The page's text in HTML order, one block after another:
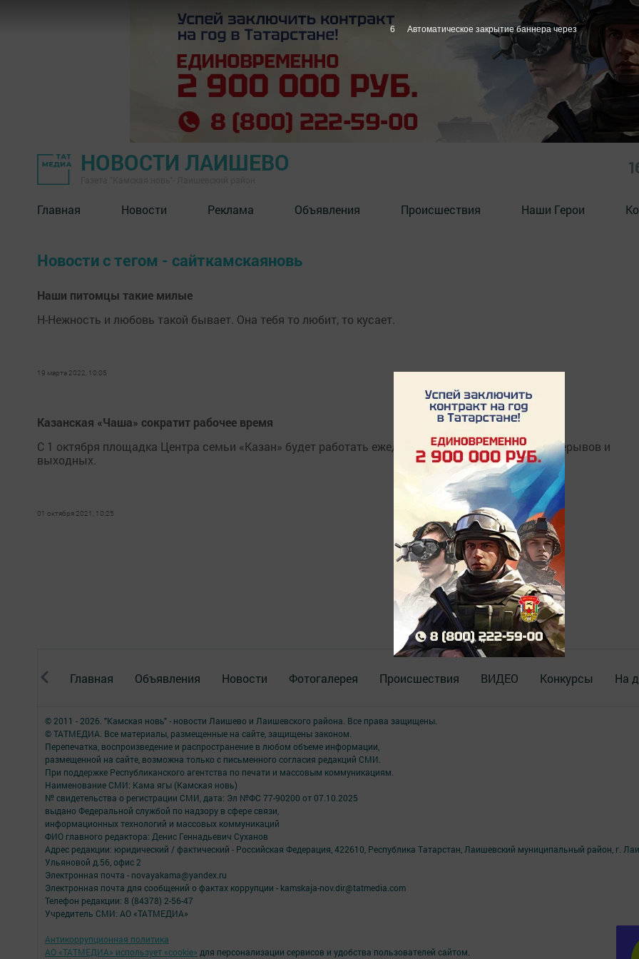
НОВОСТИ ЛАИШЕВО
Главная Новости Реклама Объявления Происшествия Наши Герои
Новости с тегом - сайткамскаяновь
Наши питомцы такие милые
Н-Нежность и любовь такой бывает. Она тебя то любит, то кусает.
19 марта 2022, 10:05
Казанская «Чаша» сократит рабочее время
С 1 октября площадка Центра семьи «Казан» будет работать ежедневно с 10:00 до 20:00 без перерывов и
выходных.
01 октября 2021, 10:25
Главная Объявления Новости Фотогалерея Происшествия ВИДЕО Конкурсы На
© 2011 - 2026. "Камская новь" - новости Лаишево и Лаишевского района. Все права защищены.
© ТАТМЕДИА. Все материалы, размещенные на сайте, защищены законом.
Перепечатка, воспроизведение и распространение в любом объеме информации,
размещенной на сайте, возможна только с письменного согласия редакций СМИ.
При поддержке Республиканского агентства по печати и массовым коммуникациям.
Наименование СМИ: Кама ягы (Камская новь)
№ свидетельства о регистрации СМИ, дата: Эл №ФC 77-90200 от 07.10.2025
выдано Федеральной службой по надзору в сфере связи,
информационных технологий и массовых коммуникаций
ФИО главного редактора: Денис Геннадьевич Суханов
Адрес редакции: юридический / фактический - Российская Федерация, 422610, Республика Татарстан, Лаишевский муниципальный район, г.
Ульяновой д.56, офис 2
Электронная почта - novayakama@yandex.ru
Электронная почта для сообщений о фактах коррупции - kamskaja-nov.dir@tatmedia.com
Телефон редакции: 8 (84378) 2-56-47
Учредитель СМИ: АО «ТАТМЕДИА»
Антикоррупционная политика
АО «ТАТМЕДИА» использует «cookie» для персонализации сервисов и удобства пользователей сайтом.
6 Автоматическое закрытие баннера через